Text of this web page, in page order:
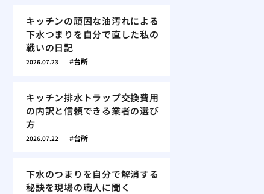
キッチンの頑固な油汚れによる
下水つまりを自分で直した私の
戦いの日記
2026.07.23 台所
キッチン排水トラップ交換費用
の内訳と信頼できる業者の選び
方
2026.07.22 台所
下水のつまりを自分で解消する
秘訣を現場の職人に聞く